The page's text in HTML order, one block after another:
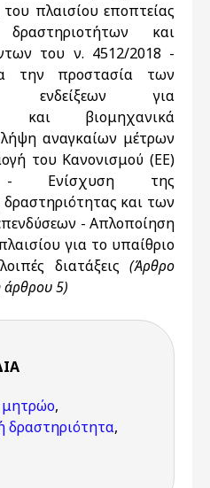
πλαισίου εποπτείας
δραστηριοτήτων και
του ν. 4512/2018 -
την προστασία των
ενδείξεων για
και βιομηχανικά
αναγκαίων μέτρων
του Κανονισμού (ΕΕ)
- Ενίσχυση της
και των
- Απλοποίηση
για το υπαίθριο
διατάξεις (Άρθρο
άρθρου 5)
μητρώο,
δραστηριότητα,